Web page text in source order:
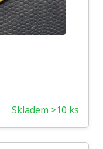
Skladem >10 ks